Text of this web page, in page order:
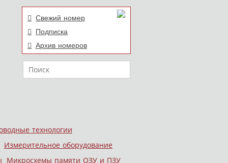
Свежий номер
Подписка
Архив номеров
Поиск
технологии
Измерительное оборудование
Микросхемы памяти ОЗУ и ПЗУ